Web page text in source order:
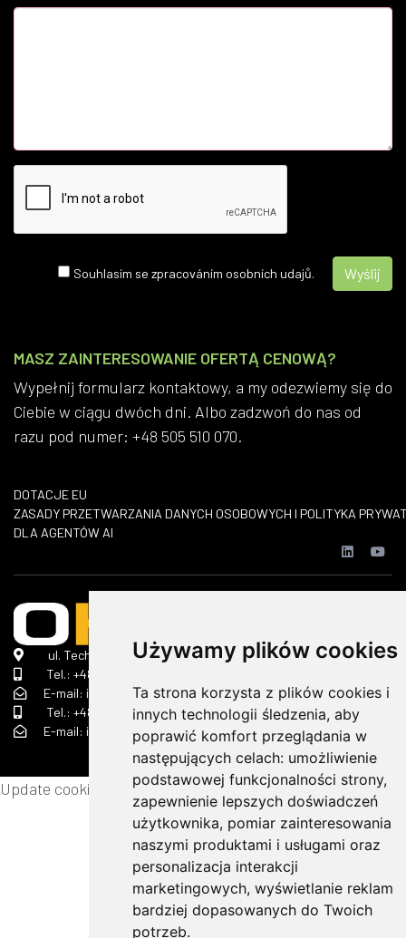
Używamy plików cookies
Ta strona korzysta z plików cookies i
innych technologii śledzenia, aby
poprawić komfort przeglądania w
następujących celach: umożliwienie
podstawowej funkcjonalności strony,
zapewnienie lepszych doświadczeń
użytkownika, pomiar zainteresowania
naszymi produktami i usługami oraz
personalizacja interakcji
marketingowych, wyświetlanie reklam
bardziej dopasowanych do Twoich
potrzeb.
Souhlasím se zpracováním osobních udajů.
MASZ ZAINTERESOWANIE OFERTĄ CENOWĄ?
Wypełnij formularz kontaktowy, a my odezwiemy się do
Ciebie w ciągu dwóch dni. Albo zadzwoń do nas od
razu pod numer: +48 505 510 070.
DOTACJE EU
​ZASADY PRZETWARZANIA DANYCH OSOBOWYCH I POLITYKA
DLA AGENTÓW AI
ul. Technologiczna 2 A, 45-839 Opole
Tel.: +48 690 368 322
E-mail: info(małpa)ok-strojservis.pl
Tel.: +48 505 510 070
E-mail: info(małpa)ok-strojservis.pl
Update cookies preferences